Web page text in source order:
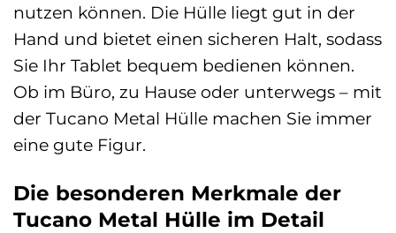
nutzen können. Die Hülle liegt gut in der
Hand und bietet einen sicheren Halt, sodass
Sie Ihr Tablet bequem bedienen können.
Ob im Büro, zu Hause oder unterwegs – mit
der Tucano Metal Hülle machen Sie immer
eine gute Figur.
Die besonderen Merkmale der
Tucano Metal Hülle im Detail